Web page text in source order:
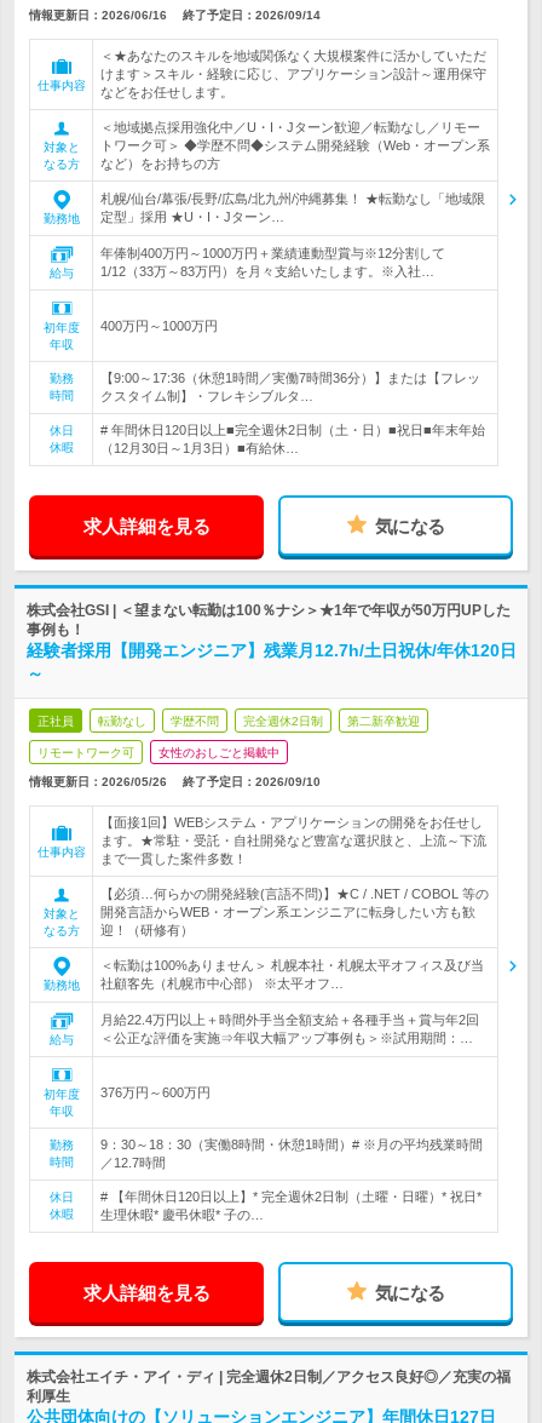
情報更新日：2026/06/16 終了予定日： 2026/09/14
仕事内容
＜★あなたのスキルを地域関係なく大規模案件に活かしていただ
けます＞スキル・経験に応じ、アプリケーション設計～運用保守
などをお任せします。
対象と
なる方
＜地域拠点採用強化中／U・I・Jターン歓迎／転勤なし／リモー
トワーク可＞ ◆学歴不問◆システム開発経験（Web・オープン系
など）をお持ちの方
勤務地
札幌/仙台/幕張/長野/広島/北九州/沖縄募集！ ★転勤なし「地域限
定型」採用 ★U・I・Jターン…
給与
年俸制400万円～1000万円＋業績連動型賞与※12分割して
1/12（33万～83万円）を月々支給いたします。※入社…
初年度
年収
400万円～1000万円
勤務
時間
【9:00～17:36（休憩1時間／実働7時間36分）】または【フレッ
クスタイム制】・フレキシブルタ…
休日
休暇
# 年間休日120日以上■完全週休2日制（土・日）■祝日■年末年始
（12月30日～1月3日）■有給休…
求人詳細を見る 気になる
株式会社GSI | ＜望まない転勤は100％ナシ＞★1年で年収が50万円UPした
事例も！
経験者採用【開発エンジニア】残業月12.7h/土日祝休/年休120日
～
正社員 転勤なし 学歴不問 完全週休2日制 第二新卒歓迎
リモートワーク可 女性のおしごと掲載中
情報更新日：2026/05/26 終了予定日： 2026/09/10
仕事内容
【面接1回】WEBシステム・アプリケーションの開発をお任せし
ます。★常駐・受託・自社開発など豊富な選択肢と、上流～下流
まで一貫した案件多数！
対象と
なる方
【必須…何らかの開発経験(言語不問)】★C / .NET / COBOL 等の
開発言語からWEB・オープン系エンジニアに転身したい方も歓
迎！（研修有）
勤務地
＜転勤は100%ありません＞ 札幌本社・札幌太平オフィス及び当
社顧客先（札幌市中心部） ※太平オフ…
給与
月給22.4万円以上＋時間外手当全額支給＋各種手当＋賞与年2回
＜公正な評価を実施⇒年収大幅アップ事例も＞※試用期間：…
初年度
年収
376万円～600万円
勤務
時間
9：30～18：30（実働8時間・休憩1時間）# ※月の平均残業時間
／12.7時間
休日
休暇
# 【年間休日120日以上】* 完全週休2日制（土曜・日曜）* 祝日*
生理休暇* 慶弔休暇* 子の…
求人詳細を見る 気になる
株式会社エイチ・アイ・ディ | 完全週休2日制／アクセス良好◎／充実の福
利厚生
公共団体向けの【ソリューションエンジニア】年間休日127日